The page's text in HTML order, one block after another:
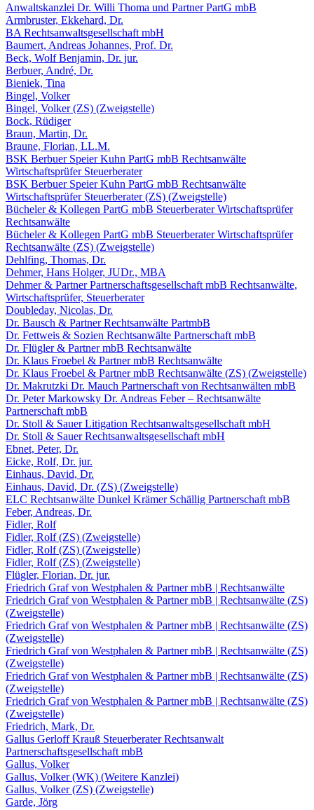
Anwaltskanzlei Dr. Willi Thoma und Partner PartG mbB
Armbruster, Ekkehard, Dr.
BA Rechtsanwaltsgesellschaft mbH
Baumert, Andreas Johannes, Prof. Dr.
Beck, Wolf Benjamin, Dr. jur.
Berbuer, André, Dr.
Bieniek, Tina
Bingel, Volker
Bingel, Volker (ZS) (Zweigstelle)
Bock, Rüdiger
Braun, Martin, Dr.
Braune, Florian, LL.M.
BSK Berbuer Speier Kuhn PartG mbB Rechtsanwälte
Wirtschaftsprüfer Steuerberater
BSK Berbuer Speier Kuhn PartG mbB Rechtsanwälte
Wirtschaftsprüfer Steuerberater (ZS) (Zweigstelle)
Bücheler & Kollegen PartG mbB Steuerberater Wirtschaftsprüfer
Rechtsanwälte
Bücheler & Kollegen PartG mbB Steuerberater Wirtschaftsprüfer
Rechtsanwälte (ZS) (Zweigstelle)
Dehlfing, Thomas, Dr.
Dehmer, Hans Holger, JUDr., MBA
Dehmer & Partner Partnerschaftsgesellschaft mbB Rechtsanwälte,
Wirtschaftsprüfer, Steuerberater
Doubleday, Nicolas, Dr.
Dr. Bausch & Partner Rechtsanwälte PartmbB
Dr. Fettweis & Sozien Rechtsanwälte Partnerschaft mbB
Dr. Flügler & Partner mbB Rechtsanwälte
Dr. Klaus Froebel & Partner mbB Rechtsanwälte
Dr. Klaus Froebel & Partner mbB Rechtsanwälte (ZS) (Zweigstelle)
Dr. Makrutzki Dr. Mauch Partnerschaft von Rechtsanwälten mbB
Dr. Peter Markowsky Dr. Andreas Feber – Rechtsanwälte
Partnerschaft mbB
Dr. Stoll & Sauer Litigation Rechtsanwaltsgesellschaft mbH
Dr. Stoll & Sauer Rechtsanwaltsgesellschaft mbH
Ebnet, Peter, Dr.
Eicke, Rolf, Dr. jur.
Einhaus, David, Dr.
Einhaus, David, Dr. (ZS) (Zweigstelle)
ELC Rechtsanwälte Dunkel Krämer Schällig Partnerschaft mbB
Feber, Andreas, Dr.
Fidler, Rolf
Fidler, Rolf (ZS) (Zweigstelle)
Fidler, Rolf (ZS) (Zweigstelle)
Fidler, Rolf (ZS) (Zweigstelle)
Flügler, Florian, Dr. jur.
Friedrich Graf von Westphalen & Partner mbB | Rechtsanwälte
Friedrich Graf von Westphalen & Partner mbB | Rechtsanwälte (ZS)
(Zweigstelle)
Friedrich Graf von Westphalen & Partner mbB | Rechtsanwälte (ZS)
(Zweigstelle)
Friedrich Graf von Westphalen & Partner mbB | Rechtsanwälte (ZS)
(Zweigstelle)
Friedrich Graf von Westphalen & Partner mbB | Rechtsanwälte (ZS)
(Zweigstelle)
Friedrich Graf von Westphalen & Partner mbB | Rechtsanwälte (ZS)
(Zweigstelle)
Friedrich, Mark, Dr.
Gallus Gerloff Krauß Steuerberater Rechtsanwalt
Partnerschaftsgesellschaft mbB
Gallus, Volker
Gallus, Volker (WK) (Weitere Kanzlei)
Gallus, Volker (ZS) (Zweigstelle)
Garde, Jörg